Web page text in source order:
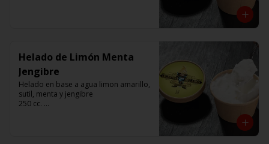
Helado de Limón Menta
Jengibre
Helado en base a agua limon amarillo,
sutil, menta y jengibre
250 cc.